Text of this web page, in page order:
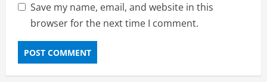
Save my name, email, and website in this
browser for the next time I comment.